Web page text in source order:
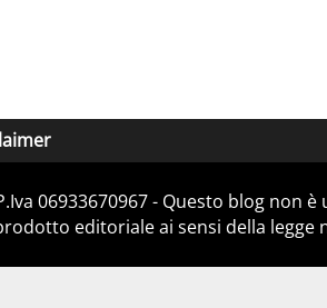
06933670967 - Questo blog non
editoriale ai sensi della legge